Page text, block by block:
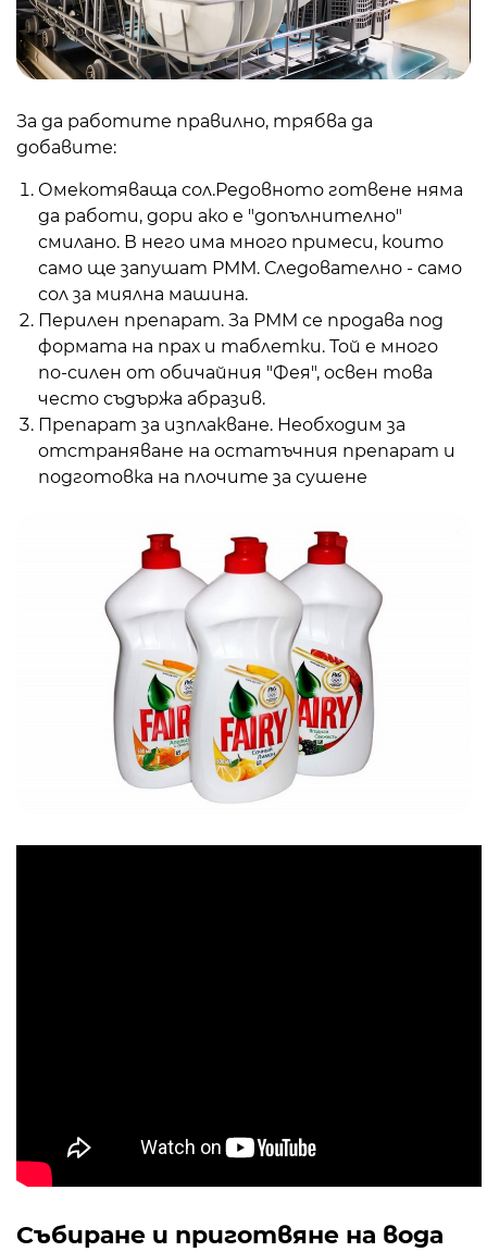
За да работите правилно, трябва да
добавите:
Омекотяваща сол.Редовното готвене няма
да работи, дори ако е "допълнително"
смилано. В него има много примеси, които
само ще запушат PMM. Следователно - само
сол за миялна машина.
Перилен препарат. За PMM се продава под
формата на прах и таблетки. Той е много
по-силен от обичайния "Фея", освен това
често съдържа абразив.
Препарат за изплакване. Необходим за
отстраняване на остатъчния препарат и
подготовка на плочите за сушене
Събиране и приготвяне на вода